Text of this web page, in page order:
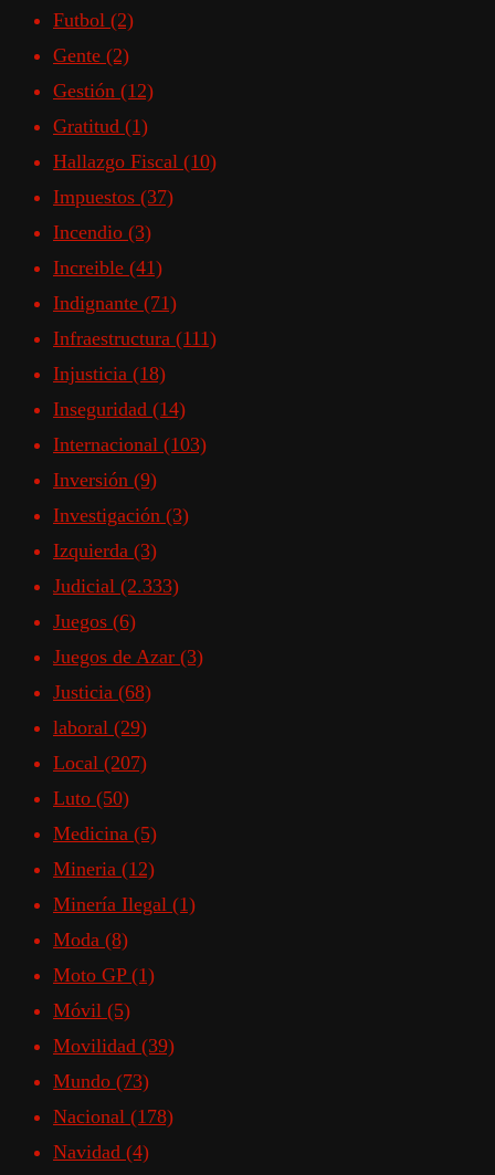
Futbol (2)
Gente (2)
Gestión (12)
Gratitud (1)
Hallazgo Fiscal (10)
Impuestos (37)
Incendio (3)
Increible (41)
Indignante (71)
Infraestructura (111)
Injusticia (18)
Inseguridad (14)
Internacional (103)
Inversión (9)
Investigación (3)
Izquierda (3)
Judicial (2.333)
Juegos (6)
Juegos de Azar (3)
Justicia (68)
laboral (29)
Local (207)
Luto (50)
Medicina (5)
Mineria (12)
Minería Ilegal (1)
Moda (8)
Moto GP (1)
Móvil (5)
Movilidad (39)
Mundo (73)
Nacional (178)
Navidad (4)